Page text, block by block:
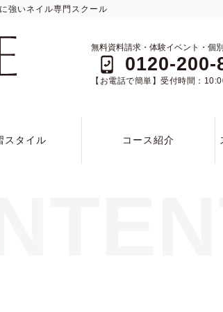
強いネイル専門スクール
無料資料請求・体験イベント・個
0120-200-
【お電話で簡単】受付時間：
スタイル コース紹介